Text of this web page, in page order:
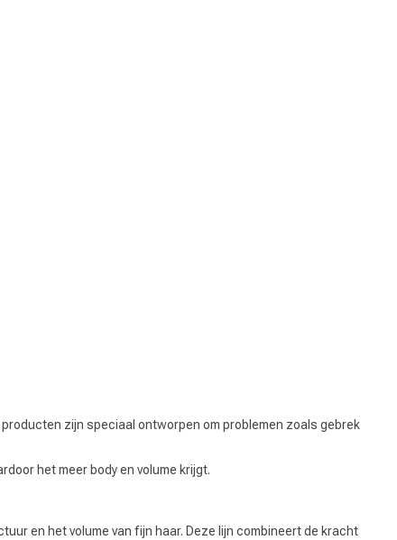
zijn speciaal ontworpen om problemen zoals gebrek
het meer body en volume krijgt.
en het volume van fijn haar. Deze lijn combineert de kracht